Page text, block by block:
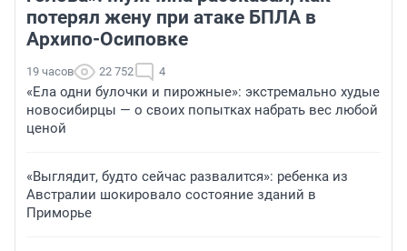
потерял жену при атаке БПЛА в
Архипо-Осиповке
19 часов 22 752 4
«Ела одни булочки и пирожные»: экстремально худые
новосибирцы — о своих попытках набрать вес любой
ценой
«Выглядит, будто сейчас развалится»: ребенка из
Австралии шокировало состояние зданий в
Приморье